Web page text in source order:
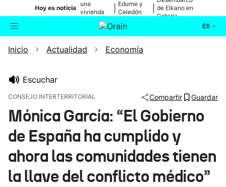
Hoy es noticia
una
vivienda
de Bilbao
Edurne y
Celedón
de Elkano en
Getaria
ES
Buscador Actualidad
Ikusmiran
Eguraldia
Inicio Actualidad Economía
Escuchar
CONSEJO INTERTERRITORIAL Compartir Guardar
Mónica García: “El Gobierno
de España ha cumplido y
ahora las comunidades tienen
la llave del conflicto médico”